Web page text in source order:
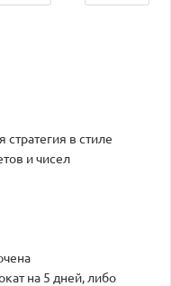
стратегия в стиле
и чисел
на 5 дней, либо